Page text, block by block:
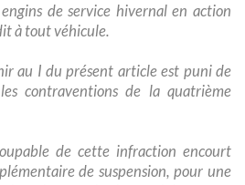
de service hivernal en action
à tout véhicule.
au I du présent article est puni de
contraventions de la quatrième
de cette infraction encourt
de suspension, pour une